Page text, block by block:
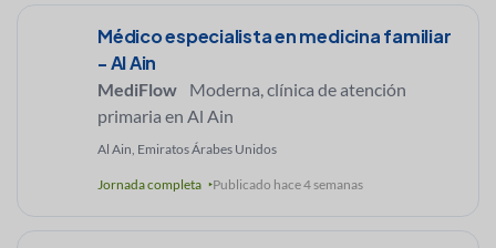
Médico especialista en medicina familiar
- Al Ain
MediFlow
Moderna, clínica de atención
primaria en Al Ain
Al Ain, Emiratos Árabes Unidos
Jornada completa Publicado hace 4 semanas